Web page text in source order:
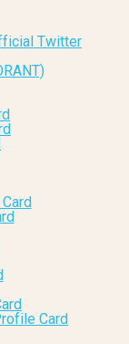
Twitter
Card